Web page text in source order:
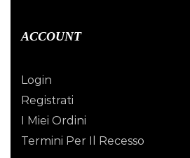
ACCOUNT
Login
Registrati
I Miei Ordini
Termini Per Il Recesso